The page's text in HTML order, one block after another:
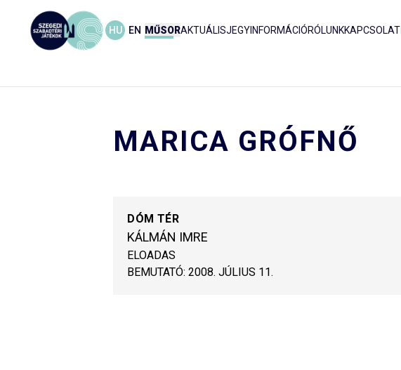
HU EN MŰSORAKTUÁLISJEGYINFORMÁCIÓRÓLUNKKAPCSOLAT
MARICA GRÓFNŐ
DÓM TÉR
KÁLMÁN IMRE
ELOADAS
BEMUTATÓ: 2008. JÚLIUS 11.